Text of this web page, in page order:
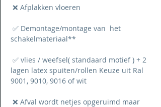
❌ Afplakken vloeren
✅ Demontage/montage van het
schakelmateriaal**
✅ vlies / weefsel( standaard motief ) + 2
lagen latex spuiten/rollen Keuze uit Ral
9001, 9010, 9016 of wit
❌ Afval wordt netjes opgeruimd maar